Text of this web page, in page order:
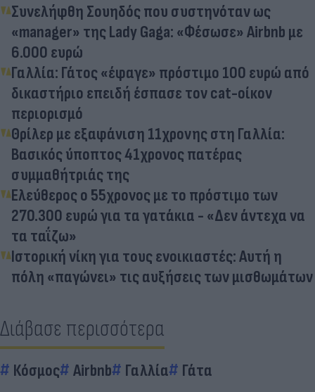
Συνελήφθη Σουηδός που συστηνόταν ως
«manager» της Lady Gaga: «Φέσωσε» Airbnb με
6.000 ευρώ
Γαλλία: Γάτος «έφαγε» πρόστιμο 100 ευρώ από
δικαστήριο επειδή έσπασε τον cat-οίκον
περιορισμό
Θρίλερ με εξαφάνιση 11χρονης στη Γαλλία:
Βασικός ύποπτος 41χρονος πατέρας
συμμαθήτριάς της
Ελεύθερος ο 55χρονος με το πρόστιμο των
270.300 ευρώ για τα γατάκια - «Δεν άντεχα να
τα ταΐζω»
Ιστορική νίκη για τους ενοικιαστές: Αυτή η
πόλη «παγώνει» τις αυξήσεις των μισθωμάτων
Διάβασε περισσότερα
Κόσμος Airbnb Γαλλία Γάτα